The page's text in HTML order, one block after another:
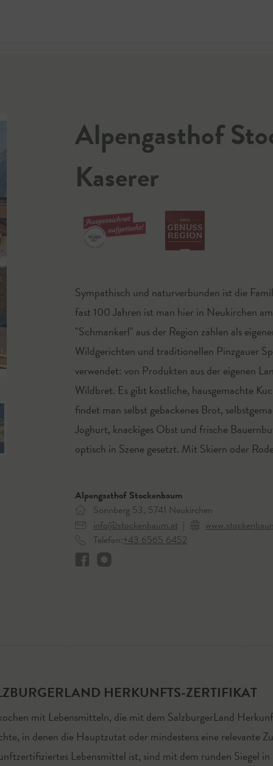
© Alpengasthof Stockenbaum
Alpengasthof
Kaserer
Sympathisch und naturverbunden ist die
fast 100 Jahren ist man hier in Neukirchen
"Schmankerl" aus der Region zählen als
Wildgerichten und traditionellen Pinzgauer
verwendet: von Produkten aus der eigenen
Wildbret. Es gibt köstliche, hausgemachte
findet man selbst gebackenes Brot,
Joghurt, knackiges Obst und frische
optisch in Szene gesetzt. Mit Skiern oder
Alpengasthof Stockenbaum
Sonnberg 53, 5741 Neukirchen
info@stockenbaum.at |
Telefon:+43 6565 6452
HERKUNFTS-ZERTIFIKAT
mit Lebensmitteln, die mit dem SalzburgerLand
in denen die Hauptzutat oder mindestens eine relevante
Lebensmittel ist, sind mit dem runden Siegel in